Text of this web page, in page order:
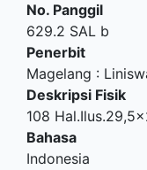
No. Panggil
629.2 SAL b
Penerbit
Magelang :
Deskripsi Fisik
108
Bahasa
Indonesia